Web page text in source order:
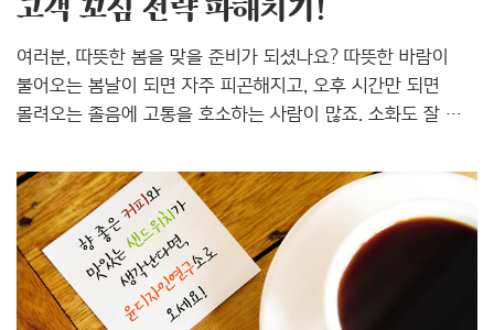
고객 꼬심 전략 파해치기!
여러분, 따뜻한 봄을 맞을 준비가 되셨나요? 따뜻한 바람이
불어오는 봄날이 되면 자주 피곤해지고, 오후 시간만 되면
몰려오는 졸음에 고통을 호소하는 사람이 많죠. 소화도 잘 안
이와 같은 증상들을 춘곤증이라고 해요. 여러분은 춘곤증을
이겨낼 준비가 되셨나요? 저는 지난 주 데이트를 하던 중
금방이라도 쓰러져 잠들어버릴 듯 피로감을 느꼈는데요.
주말에 먼 거리를 달려와 준 여자 친구에게 엄청 미안함을
느꼈지요. 잠을 많이 잤는데도 너무 졸린다고 하자, 그게 바로
춘곤증이라고 이야기하더군요. 업무 중에 또는 데이트 중에